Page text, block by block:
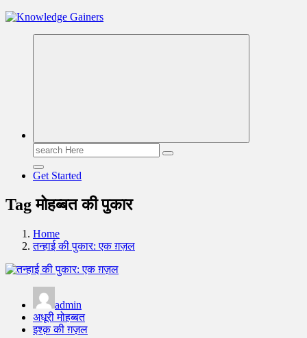
Read & Spread
Search
for:
Get Started
Tag मोहब्बत की पुकार
Home
तन्हाई की पुकार: एक ग़ज़ल
admin
अधूरी मोहब्बत
इश्क़ की ग़ज़ल